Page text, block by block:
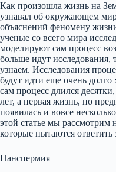
Как произошла жизнь на
узнавал об окружающем
объяснений феномену
ученые со всего мира
моделируют сам процесс
больше идут исследования,
узнаем. Исследования
будут идти еще очень
сам процесс длился
лет, а первая жизнь, по
появилась и вовсе
этой статье мы рассмотрим
которые пытаются ответить
Панспермия